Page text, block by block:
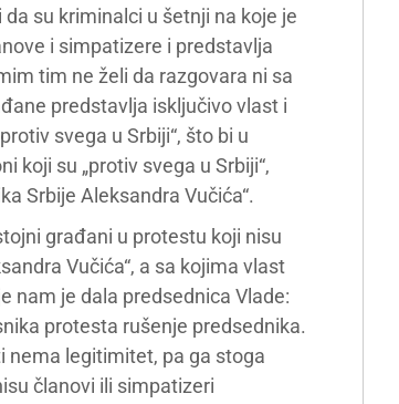
su kriminalci u šetnji na koje je
i simpatizere i predstavlja
tim ne želi da razgovara ni sa
predstavlja isključivo vlast i
svega u Srbiji“, što bi u
koji su „protiv svega u Srbiji“,
Srbije Aleksandra Vučića“.
građani u protestu koji nisu
Vučića“, a sa kojima vlast
nam je dala predsednica Vlade:
protesta rušenje predsednika.
nema legitimitet, pa ga stoga
članovi ili simpatizeri